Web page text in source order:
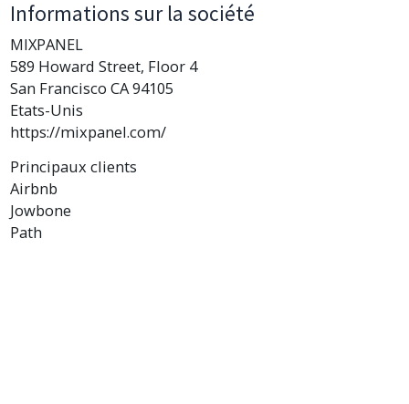
Informations sur la société
MIXPANEL
589 Howard Street, Floor 4
San Francisco CA 94105
Etats-Unis
https://mixpanel.com/
Principaux clients
Airbnb
Jowbone
Path